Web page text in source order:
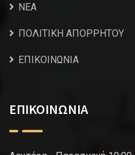
NEA
ΠΟΛΙΤΙΚΗ ΑΠΟΡΡΗΤΟΥ
ΕΠΙΚΟΙΝΩΝΙΑ
ΕΠΙΚΟΙΝΩΝΙΑ